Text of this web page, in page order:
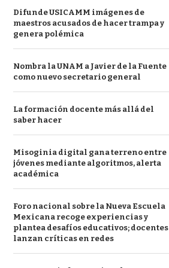
Difunde USICAMM imágenes de
maestros acusados de hacer trampa y
genera polémica
Nombra la UNAM a Javier de la Fuente
como nuevo secretario general
La formación docente más allá del
saber hacer
Misoginia digital gana terreno entre
jóvenes mediante algoritmos, alerta
académica
Foro nacional sobre la Nueva Escuela
Mexicana recoge experiencias y
plantea desafíos educativos; docentes
lanzan críticas en redes